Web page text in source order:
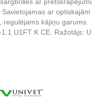
ar optiskajām
kājiņu garums.
U1FT K CE. Ražotājs: